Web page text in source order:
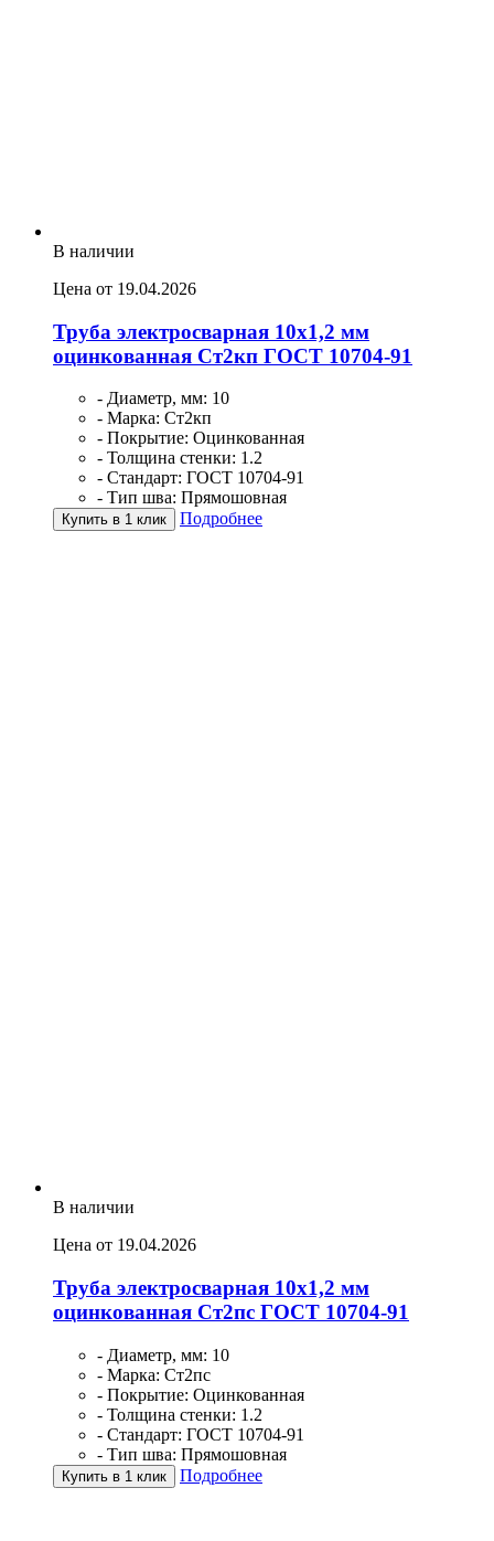
В наличии
Цена от 19.04.2026
Труба электросварная 10х1,2 мм
оцинкованная Ст2кп ГОСТ 10704-91
- Диаметр, мм: 10
- Марка: Ст2кп
- Покрытие: Оцинкованная
- Толщина стенки: 1.2
- Стандарт: ГОСТ 10704-91
- Тип шва: Прямошовная
Купить в 1 клик Подробнее
В наличии
Цена от 19.04.2026
Труба электросварная 10х1,2 мм
оцинкованная Ст2пс ГОСТ 10704-91
- Диаметр, мм: 10
- Марка: Ст2пс
- Покрытие: Оцинкованная
- Толщина стенки: 1.2
- Стандарт: ГОСТ 10704-91
- Тип шва: Прямошовная
Купить в 1 клик Подробнее